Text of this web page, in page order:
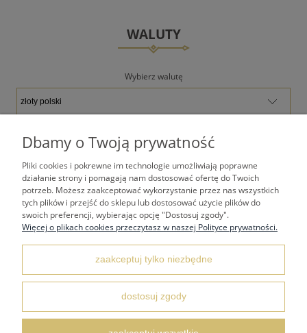
WALUTY
Wybierz walutę
TWOJE KONTO
PŁATNOŚCI I DOSTAWA
REGULAMINY
KONTAKT I DANE ADRESOWE
Dbamy o Twoją prywatność
Pliki cookies i pokrewne im technologie umożliwiają poprawne
działanie strony i pomagają nam dostosować ofertę do Twoich
potrzeb. Możesz zaakceptować wykorzystanie przez nas wszystkich
tych plików i przejść do sklepu lub dostosować użycie plików do
swoich preferencji, wybierając opcję "Dostosuj zgody".
Więcej o plikach cookies przeczytasz w naszej Polityce prywatności.
zaakceptuj tylko niezbędne
dostosuj zgody